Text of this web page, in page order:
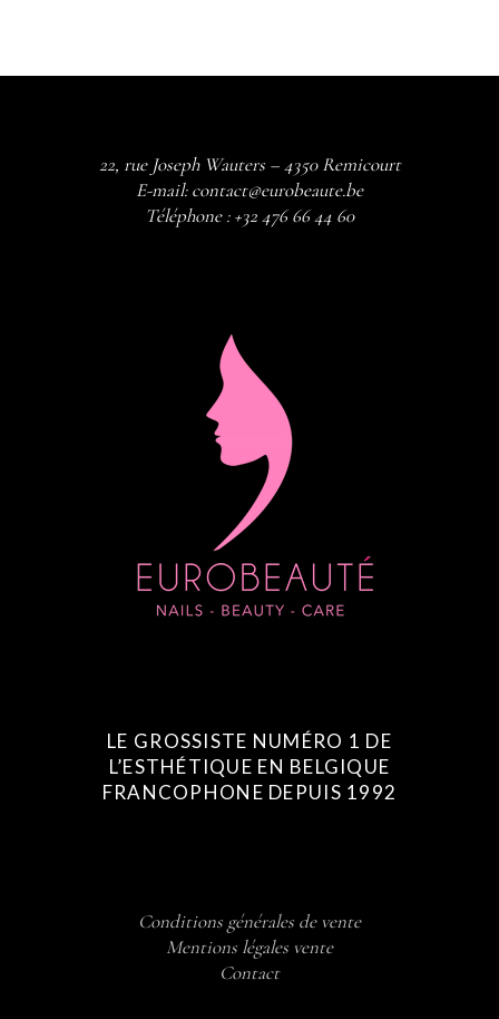
22, rue Joseph Wauters – 4350 Remicourt
E-mail:contact@eurobeaute.be
Téléphone :+32 476 66 44 60
LE GROSSISTE NUMÉRO 1 DE
L’ESTHÉTIQUE EN BELGIQUE
FRANCOPHONE DEPUIS 1992
Conditions générales de vente
Mentions légales vente
Contact